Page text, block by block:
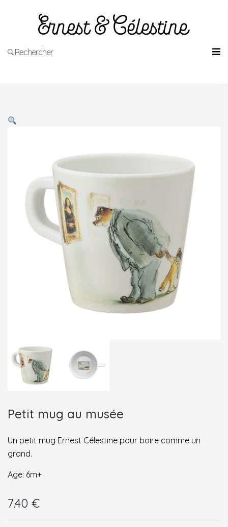
Rechercher
Petit mug au musée
Un petit mug Ernest Célestine pour boire comme un
grand.
Age: 6m+
7.40 €